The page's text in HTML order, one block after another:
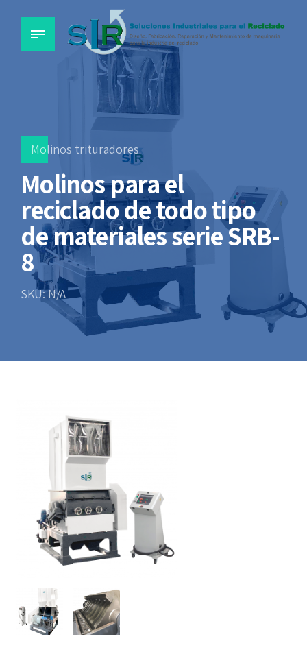
Molinos trituradores
Molinos para el
reciclado de todo tipo
de materiales serie SRB-
8
SKU: N/A